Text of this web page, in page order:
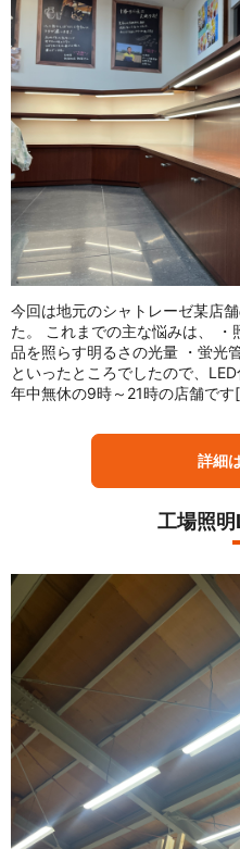
今回は地元のシャトレーゼ某店
た。 これまでの主な悩みは、
品を照らす明るさの光量 ・蛍光
といったところでしたので、
年中無休の9時～21時の店舗です
詳細
工場照